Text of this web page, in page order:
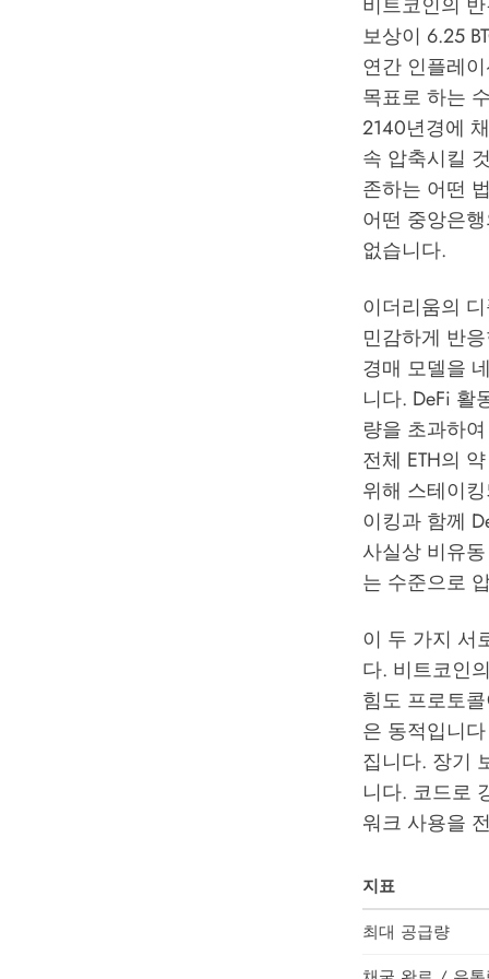
보상이 6.25
연간 인플레
목표로 하는
2140년경에
속 압축시킬
존하는 어떤
어떤 중앙은
없습니다.
이더리움의
민감하게 반
경매 모델을
니다. DeFi 활
량을 초과하
전체 ETH의
위해 스테이
이킹과 함께
사실상 비유
는 수준으로
이 두 가지 서
다. 비트코인
힘도 프로토
은 동적입니
집니다. 장기
니다. 코드로
워크 사용을
지표
최대 공급량